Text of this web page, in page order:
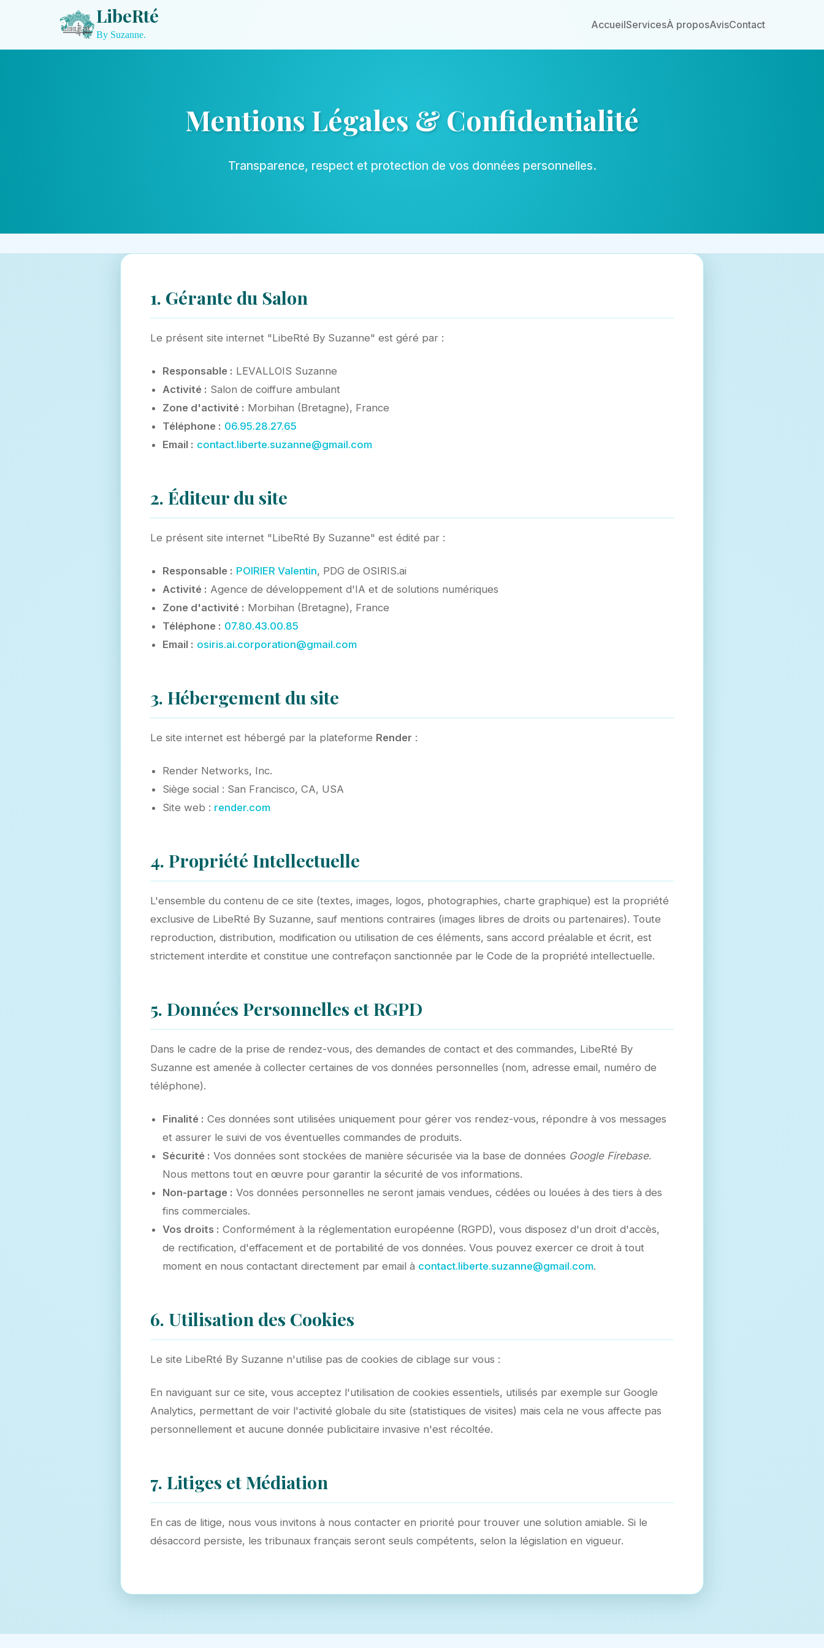
LibeRté
By Suzanne.
AccueilServicesÀ proposAvisContact
Mentions Légales & Confidentialité
Transparence, respect et protection de vos données personnelles.
1. Gérante du Salon
Le présent site internet "LibeRté By Suzanne" est géré par :
Responsable : LEVALLOIS Suzanne
Activité : Salon de coiffure ambulant
Zone d'activité : Morbihan (Bretagne), France
Téléphone : 06.95.28.27.65
Email : contact.liberte.suzanne@gmail.com
2. Éditeur du site
Le présent site internet "LibeRté By Suzanne" est édité par :
Responsable : POIRIER Valentin, PDG de OSIRIS.ai
Activité : Agence de développement d'IA et de solutions numériques
Zone d'activité : Morbihan (Bretagne), France
Téléphone : 07.80.43.00.85
Email : osiris.ai.corporation@gmail.com
3. Hébergement du site
Le site internet est hébergé par la plateforme Render :
Render Networks, Inc.
Siège social : San Francisco, CA, USA
Site web : render.com
4. Propriété Intellectuelle
L'ensemble du contenu de ce site (textes, images, logos, photographies, charte graphique) est la propriété
exclusive de LibeRté By Suzanne, sauf mentions contraires (images libres de droits ou partenaires). Toute
reproduction, distribution, modification ou utilisation de ces éléments, sans accord préalable et écrit, est
strictement interdite et constitue une contrefaçon sanctionnée par le Code de la propriété intellectuelle.
5. Données Personnelles et RGPD
Dans le cadre de la prise de rendez-vous, des demandes de contact et des commandes, LibeRté By
Suzanne est amenée à collecter certaines de vos données personnelles (nom, adresse email, numéro de
téléphone).
Finalité : Ces données sont utilisées uniquement pour gérer vos rendez-vous, répondre à vos messages
et assurer le suivi de vos éventuelles commandes de produits.
Sécurité : Vos données sont stockées de manière sécurisée via la base de données Google Firebase.
Nous mettons tout en œuvre pour garantir la sécurité de vos informations.
Non-partage : Vos données personnelles ne seront jamais vendues, cédées ou louées à des tiers à des
fins commerciales.
Vos droits : Conformément à la réglementation européenne (RGPD), vous disposez d'un droit d'accès,
de rectification, d'effacement et de portabilité de vos données. Vous pouvez exercer ce droit à tout
moment en nous contactant directement par email à contact.liberte.suzanne@gmail.com.
6. Utilisation des Cookies
Le site LibeRté By Suzanne n'utilise pas de cookies de ciblage sur vous :
En naviguant sur ce site, vous acceptez l'utilisation de cookies essentiels, utilisés par exemple sur Google
Analytics, permettant de voir l'activité globale du site (statistiques de visites) mais cela ne vous affecte pas
personnellement et aucune donnée publicitaire invasive n'est récoltée.
7. Litiges et Médiation
En cas de litige, nous vous invitons à nous contacter en priorité pour trouver une solution amiable. Si le
désaccord persiste, les tribunaux français seront seuls compétents, selon la législation en vigueur.